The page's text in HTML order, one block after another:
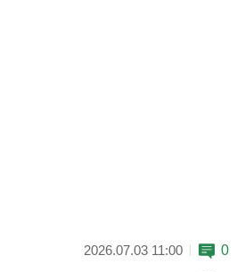
2026.07.03 11:00 0